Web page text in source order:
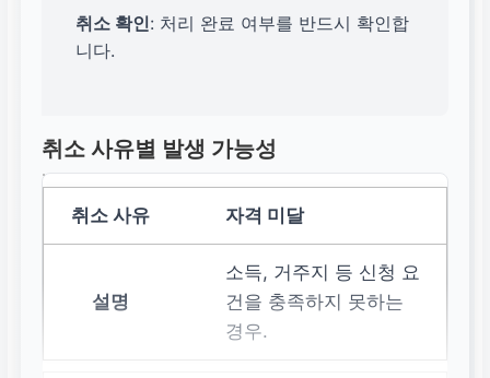
취소 확인: 처리 완료 여부를 반드시 확인합
니다.
취소 사유별 발생 가능성
자격 미달
소득, 거주지 등 신청 요
건을 충족하지 못하는
경우.